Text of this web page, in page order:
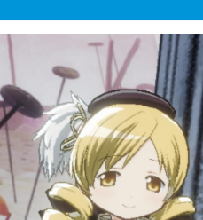
.
1
4
%